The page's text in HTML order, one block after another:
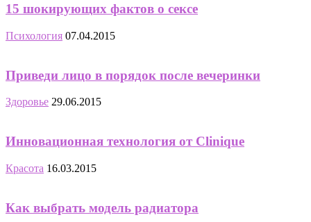
15 шокирующих фактов о сексе
Психология 07.04.2015
Приведи лицо в порядок после вечеринки
Здоровье 29.06.2015
Инновационная технология от Clinique
Красота 16.03.2015
Как выбрать модель радиатора